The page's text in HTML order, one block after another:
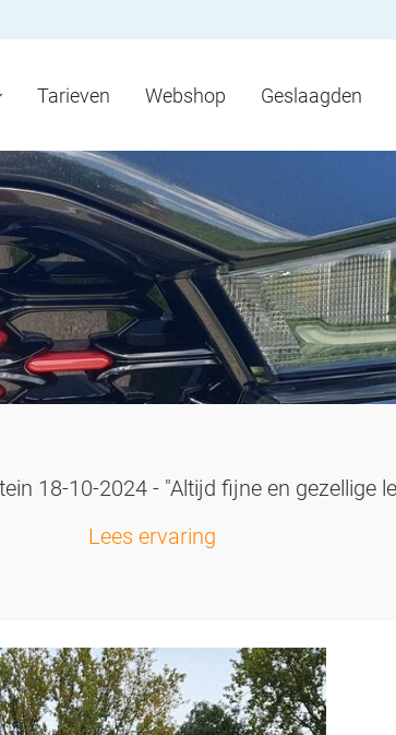
18-10-2024 - "Altijd fijne en gezellige
Lees ervaring
Tarieven Webshop Geslaagden